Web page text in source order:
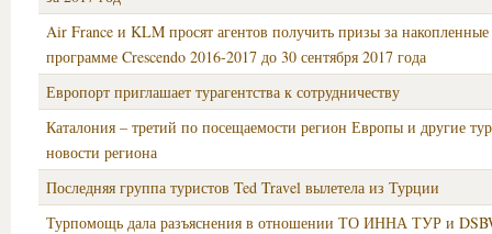
Air France и KLM просят агентов получить призы за
программе Crescendo 2016-2017 до 30 сентября 2017 года
Европорт приглашает турагентства к сотрудничеству
Каталония – третий по посещаемости регион Европы и другие
новости региона
Последняя группа туристов Ted Travel вылетела из Турции
Турпомощь дала разъяснения в отношении ТО ИННА ТУР и